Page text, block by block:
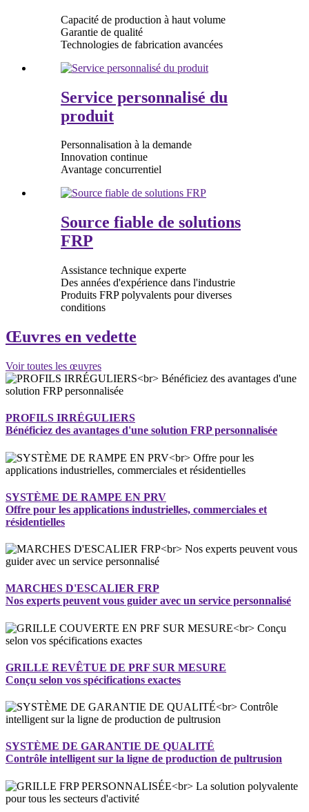
Capacité de production à haut volume
Garantie de qualité
Technologies de fabrication avancées
Service personnalisé du
produit
Personnalisation à la demande
Innovation continue
Avantage concurrentiel
Source fiable de solutions
FRP
Assistance technique experte
Des années d'expérience dans l'industrie
Produits FRP polyvalents pour diverses
conditions
Œuvres en vedette
Voir toutes les œuvres
PROFILS IRRÉGULIERS
Bénéficiez des avantages d'une solution FRP personnalisée
SYSTÈME DE RAMPE EN PRV
Offre pour les applications industrielles, commerciales et
résidentielles
MARCHES D'ESCALIER FRP
Nos experts peuvent vous guider avec un service personnalisé
GRILLE REVÊTUE DE PRF SUR MESURE
Conçu selon vos spécifications exactes
SYSTÈME DE GARANTIE DE QUALITÉ
Contrôle intelligent sur la ligne de production de pultrusion